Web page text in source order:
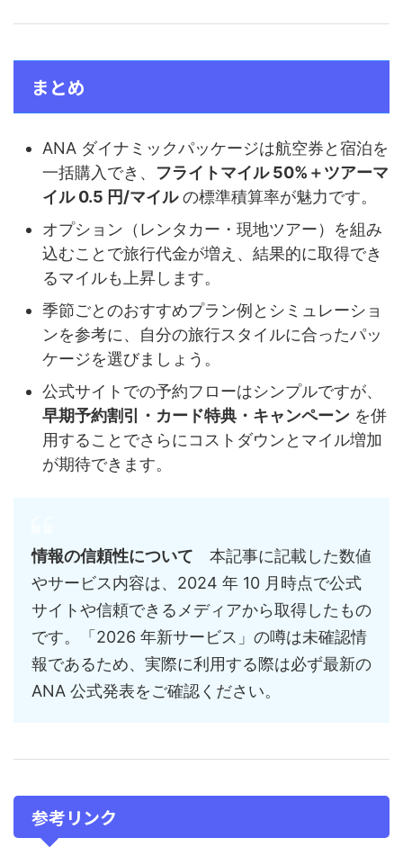
まとめ
ANA ダイナミックパッケージは航空券と宿泊を
一括購入でき、 フライトマイル 50%＋ツアーマ
イル 0.5 円/マイルの標準積算率が魅力です。
オプション（レンタカー・現地ツアー）を組み
込むことで旅行代金が増え、結果的に取得でき
るマイルも上昇します。
季節ごとのおすすめプラン例とシミュレーショ
ンを参考に、自分の旅行スタイルに合ったパッ
ケージを選びましょう。
公式サイトでの予約フローはシンプルですが、
早期予約割引・カード特典・キャンペーン を併
用することでさらにコストダウンとマイル増加
が期待できます。
情報の信頼性について 本記事に記載した数値
やサービス内容は、2024 年 10 月時点で公式
サイトや信頼できるメディアから取得したもの
です。「2026 年新サービス」の噂は未確認情
報であるため、実際に利用する際は必ず最新の
ANA 公式発表をご確認ください。
参考リンク